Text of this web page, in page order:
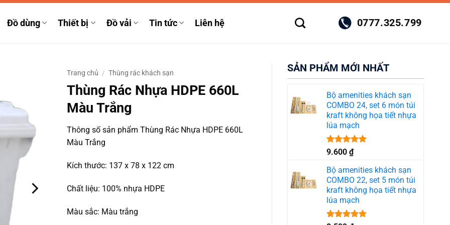
Đồ dùng Thiết bị Đồ vải Tin tức Liên hệ 0777.325.799
Trang chủ / Thùng rác khách sạn
Thùng Rác Nhựa HDPE 660L
Màu Trắng
Thông số sản phẩm Thùng Rác Nhựa HDPE 660L
Màu Trắng
Kích thước: 137 x 78 x 122 cm
Chất liệu: 100% nhựa HDPE
Màu sắc: Màu trắng
SẢN PHẨM MỚI NHẤT
Bộ amenities khách sạn
COMBO 24, set 6 món túi
kraft không họa tiết nhựa
lúa mạch
Được xếp
5.00
5 sao
9.600 ₫
Bộ amenities khách sạn
COMBO 22, set 5 món túi
kraft không họa tiết nhựa
lúa mạch